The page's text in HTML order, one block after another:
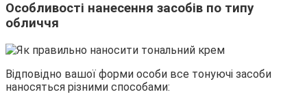
Особливості нанесення засобів по типу
обличчя
Відповідно вашої форми особи все тонуючі засоби
наносяться різними способами: